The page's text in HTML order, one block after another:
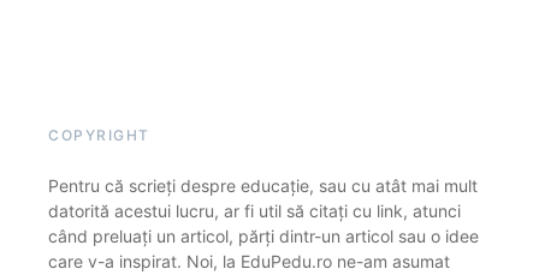
COPYRIGHT
Pentru că scrieți despre educație, sau cu atât mai mult
datorită acestui lucru, ar fi util să citați cu link, atunci
când preluați un articol, părți dintr-un articol sau o idee
care v-a inspirat. Noi, la EduPedu.ro ne-am asumat